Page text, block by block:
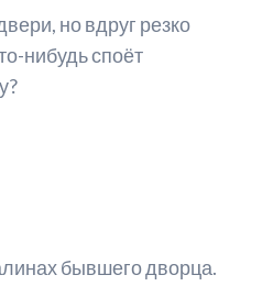
но вдруг резко
нибудь споёт
бывшего дворца.